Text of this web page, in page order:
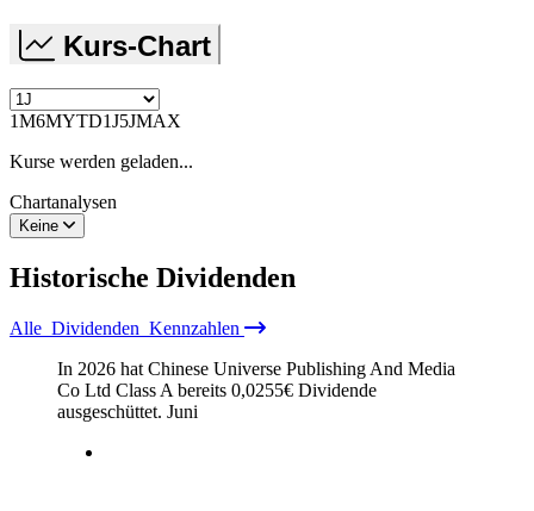
Kurs-Chart
1M6MYTD1J5JMAX
Kurse werden geladen...
Chartanalysen
Keine
Historische Dividenden
Alle Dividenden Kennzahlen
In 2026 hat Chinese Universe Publishing And Media
Co Ltd Class A bereits 0,0255€ Dividende
ausgeschüttet. Juni